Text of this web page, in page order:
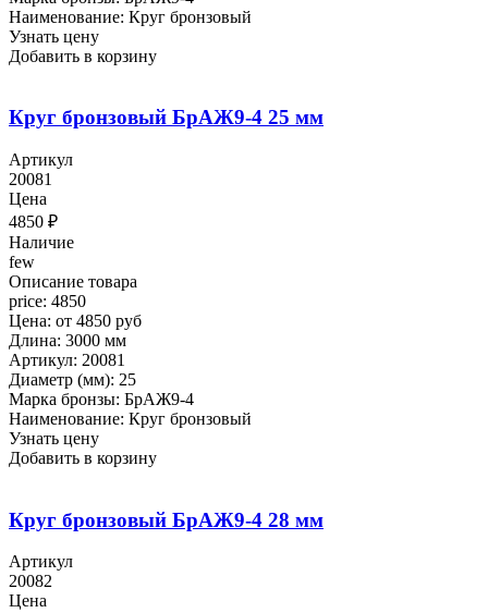
Наименование: Круг бронзовый
Узнать цену
Добавить в корзину
Круг бронзовый БрАЖ9-4 25 мм
Артикул
20081
Цена
4850 ₽
Наличие
few
Описание товара
price: 4850
Цена: от 4850 руб
Длина: 3000 мм
Артикул: 20081
Диаметр (мм): 25
Марка бронзы: БрАЖ9-4
Наименование: Круг бронзовый
Узнать цену
Добавить в корзину
Круг бронзовый БрАЖ9-4 28 мм
Артикул
20082
Цена